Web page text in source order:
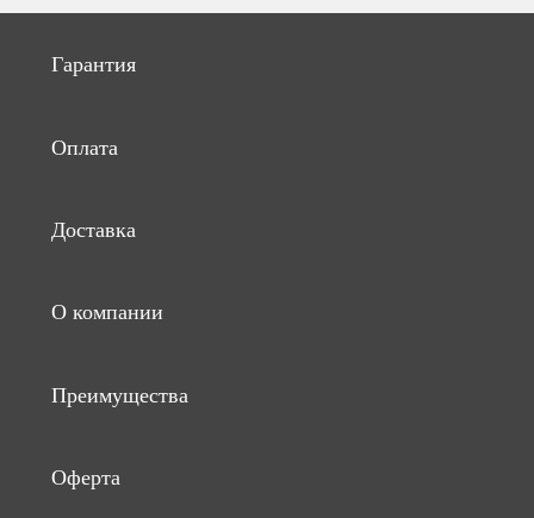
Гарантия
Оплата
Доставка
О компании
Преимущества
Оферта